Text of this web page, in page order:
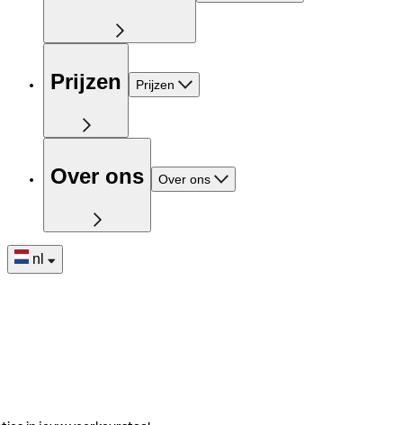
Prijzen Prijzen
Over ons Over ons
nl